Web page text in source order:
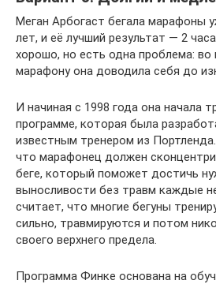
Меган Арбогаст бегала марафоны
лет, и её лучший результат — 2
хорошо, но есть одна проблема: во
марафону она доводила себя до
И начиная с 1998 года она начала
программе, которая была
известным тренером из
что марафонец должен
беге, который поможет достичь
выносливости без травм каждые
считает, что многие бегуны
сильно, травмируются и потом
своего верхнего предела.
Программа Финке основана на